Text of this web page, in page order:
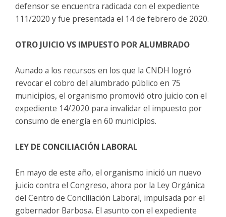
defensor se encuentra radicada con el expediente
111/2020 y fue presentada el 14 de febrero de 2020.
OTRO JUICIO VS IMPUESTO POR ALUMBRADO
Aunado a los recursos en los que la CNDH logró
revocar el cobro del alumbrado público en 75
municipios, el organismo promovió otro juicio con el
expediente 14/2020 para invalidar el impuesto por
consumo de energía en 60 municipios.
LEY DE CONCILIACIÓN LABORAL
En mayo de este año, el organismo inició un nuevo
juicio contra el Congreso, ahora por la Ley Orgánica
del Centro de Conciliación Laboral, impulsada por el
gobernador Barbosa. El asunto con el expediente